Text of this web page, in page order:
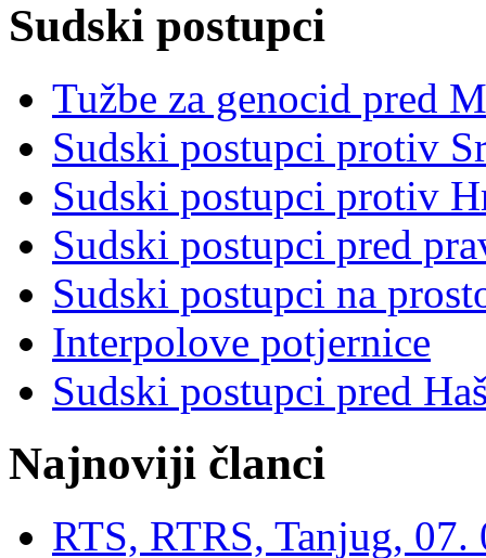
Sudski postupci
Tužbe za genocid pred
Sudski postupci protiv
Sudski postupci protiv
Sudski postupci pred
Sudski postupci na
Interpolove potjernice
Sudski postupci pred
Najnoviji članci
RTS, RTRS, Tanjug,